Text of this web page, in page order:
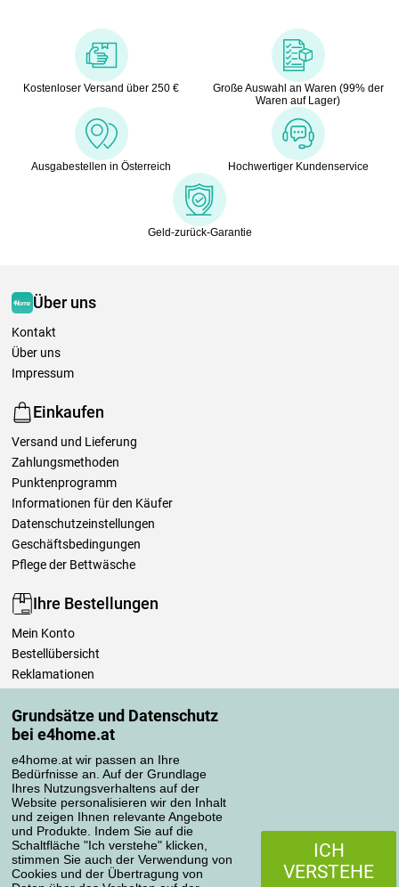
Grundsätze und Datenschutz
bei e4home.at
e4home.at wir passen an Ihre
Bedürfnisse an. Auf der Grundlage
Ihres Nutzungsverhaltens auf der
Website personalisieren wir den Inhalt
und zeigen Ihnen relevante Angebote
und Produkte. Indem Sie auf die
Schaltfläche "Ich verstehe" klicken,
stimmen Sie auch der Verwendung von
Cookies und der Übertragung von
ICH
VERSTEHE
Kostenloser Versand über 250 €
Große Auswahl an Waren (99% der
Waren auf Lager)
Ausgabestellen in Österreich Hochwertiger Kundenservice
Geld-zurück-Garantie
Über uns
Kontakt
Über uns
Impressum
Einkaufen
Versand und Lieferung
Zahlungsmethoden
Punktenprogramm
Informationen für den Käufer
Datenschutzeinstellungen
Geschäftsbedingungen
Pflege der Bettwäsche
Ihre Bestellungen
Mein Konto
Bestellübersicht
Reklamationen
Einfach mehr wissen
Richtlinien zur Verarbeitung von Bewertungen
Transportarten
Zahlungsmethoden